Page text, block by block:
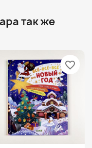
так же
favorite_border